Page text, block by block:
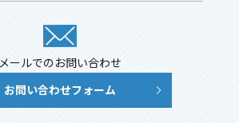
メールでのお問い合わせ
お問い合わせフォーム